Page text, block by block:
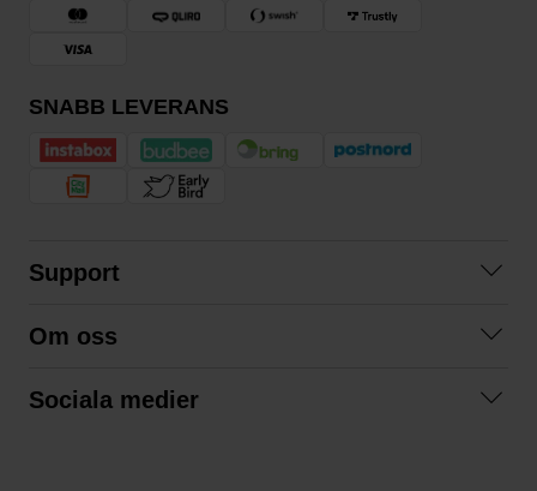
SNABB LEVERANS
Support
Köpvillkor
Om oss
Sociala medier